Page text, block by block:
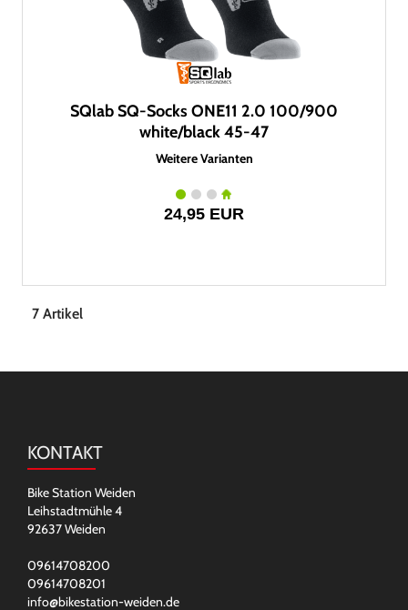
SQlab SQ-Socks ONE11 2.0 100/900
white/black 45-47
Weitere Varianten
24,95 EUR
7 Artikel
KONTAKT
Bike Station Weiden
Leihstadtmühle 4
92637 Weiden
09614708200
09614708201
info@bikestation-weiden.de